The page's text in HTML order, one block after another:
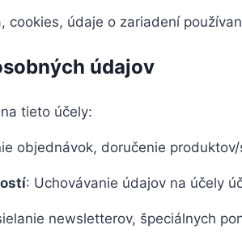
cookies, údaje o zariadení
údajov
tieto účely:
objednávok, doručenie
: Uchovávanie údajov na účely
newsletterov, špeciálnych